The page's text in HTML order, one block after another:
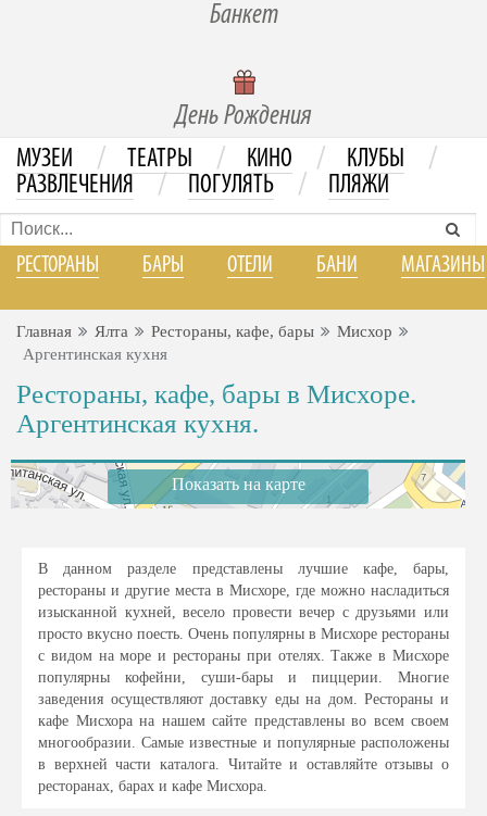
Банкет
День Рождения
МУЗЕИ / ТЕАТРЫ / КИНО / КЛУБЫ /
РАЗВЛЕЧЕНИЯ / ПОГУЛЯТЬ / ПЛЯЖИ
РЕСТОРАНЫ БАРЫ ОТЕЛИ БАНИ МАГАЗИНЫ
Главная Ялта Рестораны, кафе, бары
Мисхор
Аргентинская кухня
Рестораны, кафе, бары в Мисхоре.
Аргентинская кухня.
Показать на карте
В данном разделе представлены лучшие кафе, бары,
рестораны и другие места в Мисхоре, где можно насладиться
изысканной кухней, весело провести вечер с друзьями или
просто вкусно поесть. Очень популярны в Мисхоре рестораны
с видом на море и рестораны при отелях. Также в Мисхоре
популярны кофейни, суши-бары и пиццерии. Многие
заведения осуществляют доставку еды на дом. Рестораны и
кафе Мисхора на нашем сайте представлены во всем своем
многообразии. Самые известные и популярные расположены
в верхней части каталога. Читайте и оставляйте отзывы о
ресторанах, барах и кафе Мисхора.